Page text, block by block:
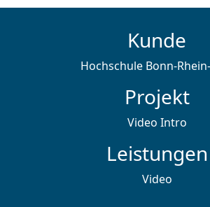
Kunde
Hochschule Bonn-
Projekt
Video Intro
Leistungen
Video